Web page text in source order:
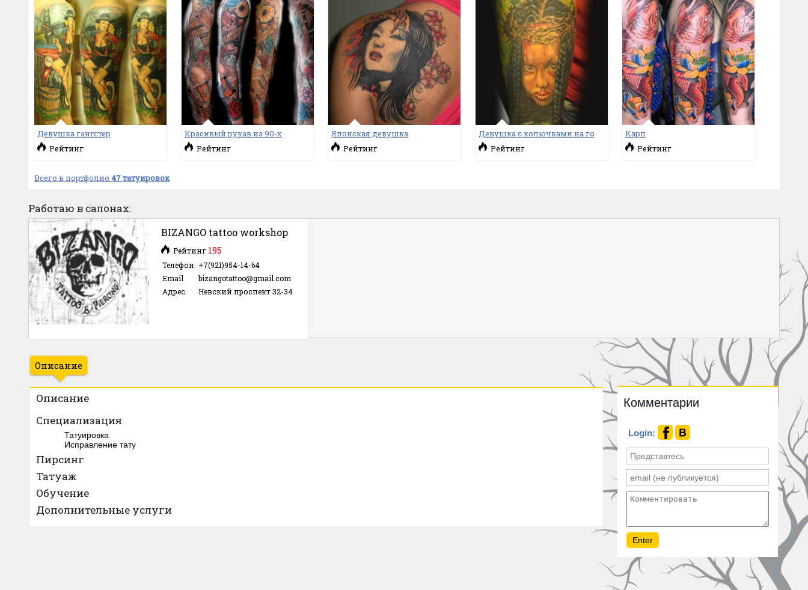
Девушка гангстер
Рейтинг
Красивый рукав из 90-х
Рейтинг
Японская девушка
Рейтинг
Девушка с колючками на го
Рейтинг
Карп
Рейтинг
Всего в портфолио 47 татуировок
Работаю в салонах:
BIZANGO tattoo workshop
Рейтинг 195
Телефон +7(921)954-14-64
Email
bizangotattoo@gmail.com
Адрес
Невский проспект 32-34
Описание
Описание
Специализация
Татуировка
Исправление тату
Пирсинг
Татуаж
Обучение
Дополнительные услуги
Комментарии
Login: